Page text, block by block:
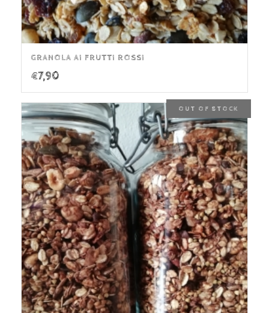
GRANOLA AI FRUTTI ROSSI
€7,90
OUT OF STOCK